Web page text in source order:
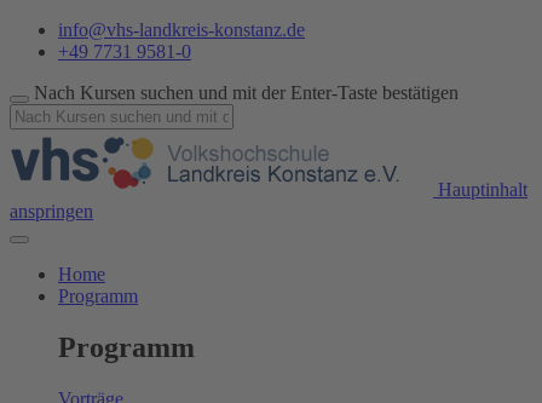
info@vhs-landkreis-konstanz.de
+49 7731 9581-0
Nach Kursen suchen und mit der Enter-Taste bestätigen
Hauptinhalt
anspringen
Home
Programm
Programm
Vorträge